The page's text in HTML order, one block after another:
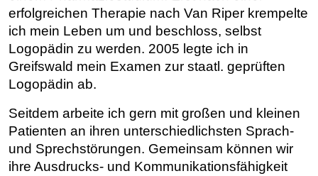
erfolgreichen Therapie nach Van Riper krempelte
ich mein Leben um und beschloss, selbst
Logopädin zu werden. 2005 legte ich in
Greifswald mein Examen zur staatl. geprüften
Logopädin ab.
Seitdem arbeite ich gern mit großen und kleinen
Patienten an ihren unterschiedlichsten Sprach-
und Sprechstörungen. Gemeinsam können wir
ihre Ausdrucks- und Kommunikationsfähigkeit